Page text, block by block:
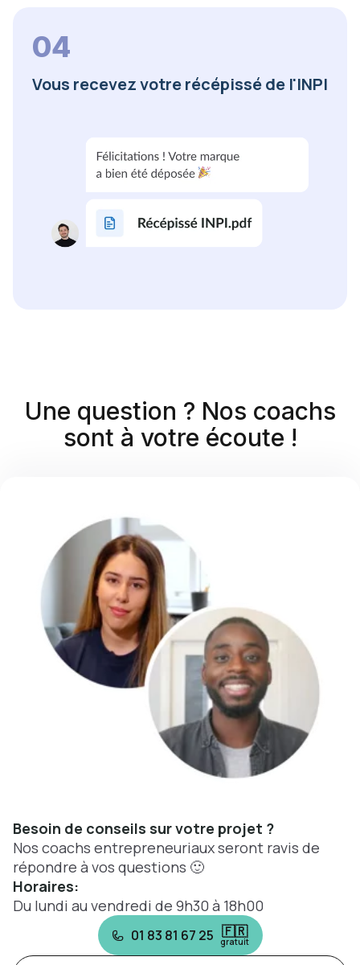
04
Vous recevez votre récépissé de l'INPI
Une question ? Nos coachs
sont à votre écoute !
Besoin de conseils sur votre projet ?
Nos coachs entrepreneuriaux seront ravis de
répondre à vos questions 🙂
Horaires:
Du lundi au vendredi de 9h30 à 18h00
01 83 81 67 25 🇫🇷
gratuit